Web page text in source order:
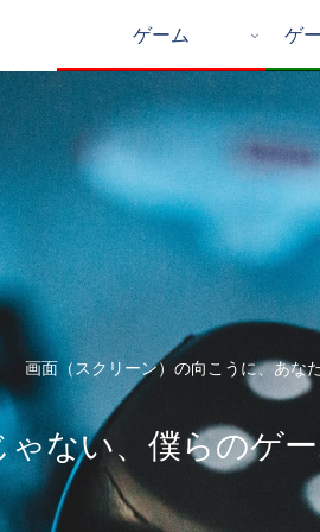
画面（スクリーン）の向こうに、あな
ゃない、僕らのゲ
ゲーム ゲ